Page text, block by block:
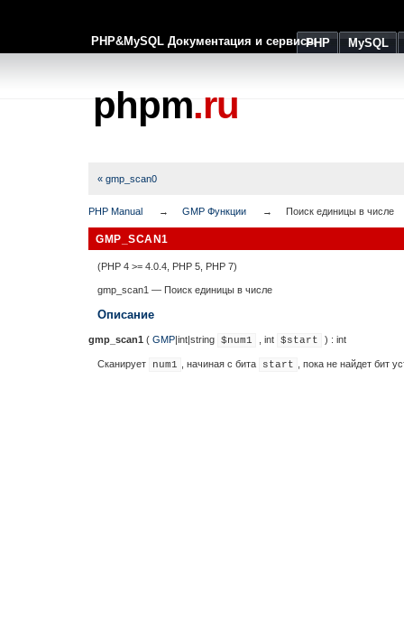
PHP&MySQL Документация и сервисыPHP MySQL
phpm.ru
« gmp_scan0
PHP Manual GMP Функции Поиск единицы в числе
GMP_SCAN1
(PHP 4 >= 4.0.4, PHP 5, PHP 7)
gmp_scan1 — Поиск единицы в числе
Описание
gmp_scan1 ( GMP|int|string $num1 int $start ) : int
Сканирует num1 , начиная с бита start , пока не найдет бит